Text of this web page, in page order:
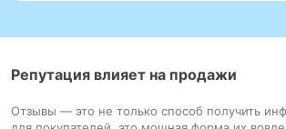
Репутация влияет на продажи
Отзывы — это не только способ получить